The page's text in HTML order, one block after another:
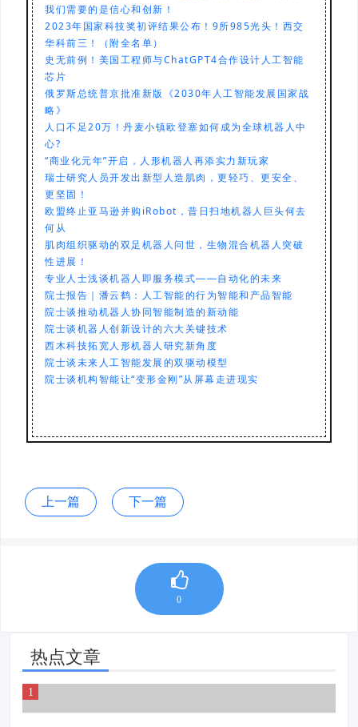
我们需要的是信心和创新！
2023年国家科技奖初评结果公布！9所985光头！西交
华科前三！（附全名单）
史无前例！美国工程师与ChatGPT4合作设计人工智能
芯片
俄罗斯总统普京批准新版《2030年人工智能发展国家战
略》
人口不足20万！丹麦小镇欧登塞如何成为全球机器人中
心?
“商业化元年”开启，人形机器人再添实力新玩家
瑞士研究人员开发出新型人造肌肉，更轻巧、更安全、
更坚固！
欧盟终止亚马逊并购iRobot，昔日扫地机器人巨头何去
何从
肌肉组织驱动的双足机器人问世，生物混合机器人突破
性进展！
专业人士浅谈机器人即服务模式——自动化的未来
院士报告｜潘云鹤：人工智能的行为智能和产品智能
院士谈推动机器人协同智能制造的新动能
院士谈机器人创新设计的六大关键技术
西木科技拓宽人形机器人研究新角度
院士谈未来人工智能发展的双驱动模型
院士谈机构智能让“变形金刚”从屏幕走进现实
上一篇 下一篇
0
热点文章